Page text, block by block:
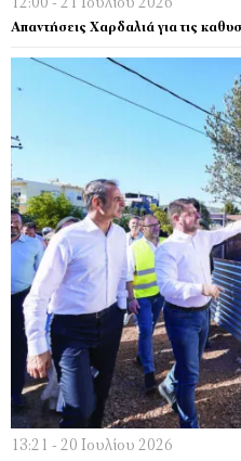
12:00 - 21 Ιουλίου 2026
Απαντήσεις Χαρδαλιά για τις
13:21 - 20 Ιουλίου 2026